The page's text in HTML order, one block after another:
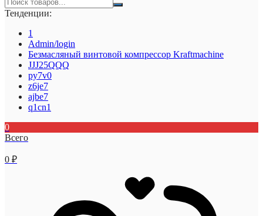
Тенденции:
1
Admin/login
Безмасляный винтовой компрессор Kraftmaсhine
JJJ25QQQ
py7v0
z6je7
ajbe7
q1cn1
0
Всего
0 ₽